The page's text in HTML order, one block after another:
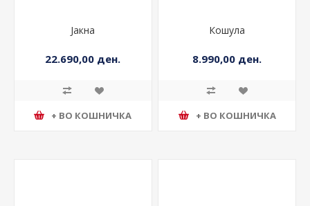
Јакна
22.690,00 ден.
+ ВО КОШНИЧКА
Кошула
8.990,00 ден.
+ ВО КОШНИЧКА